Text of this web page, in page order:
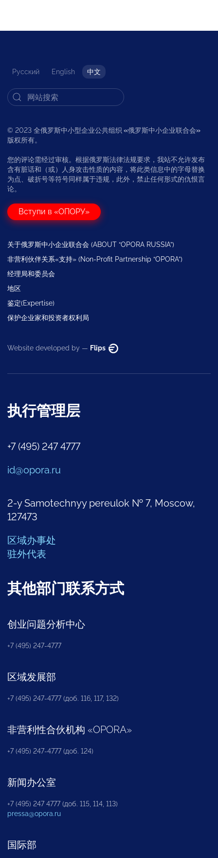
Русский English 中文
© 2023 全俄罗斯中小型企业公共组织 «俄罗斯中小企业联合会»
版权所有。
您的评论需经过审核。根据俄罗斯法律法规要求，我站不允许发布
含有脏话和（或）人身攻击性质的内容，将此类信息中的字母替换
为点、破折号等符号同样属于违规，此外，禁止任何形式的仇恨言
论。
Вступи в «ОПОРУ»
关于俄罗斯中小企业联合会 (ABOUT “OPORA RUSSIA”)
非营利伙伴关系«支持» (Non-Profit Partnership “OPORA”)
经理局和委员会
地区
鉴定(Expertise)
保护企业家和投资者权利局
Website developed by — Flips
执行管理层
+7 (495) 247 4777
id@opora.ru
2-y Samotechnyy pereulok № 7, Moscow,
127473
区域办事处
驻外代表
其他部门联系方式
创业问题分析中心
+7 (495) 247-4777
区域发展部
+7 (495) 247-4777 (доб. 116, 117, 132)
非营利性合伙机构 «OPORA»
+7 (495) 247-4777 (доб. 124)
新闻办公室
+7 (495) 247 4777 (доб. 115, 114, 113)
pressa@opora.ru
国际部